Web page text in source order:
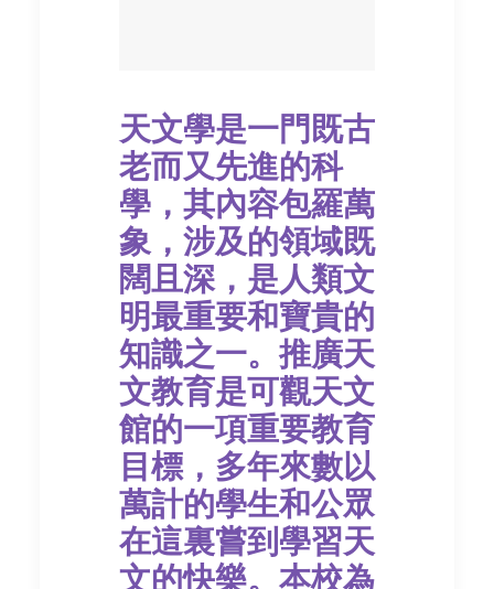
天文學是一門既古
老而又先進的科
學，其內容包羅萬
象，涉及的領域既
闊且深，是人類文
明最重要和寶貴的
知識之一。推廣天
文教育是可觀天文
館的一項重要教育
目標，多年來數以
萬計的學生和公眾
在這裏嘗到學習天
文的快樂。本校為